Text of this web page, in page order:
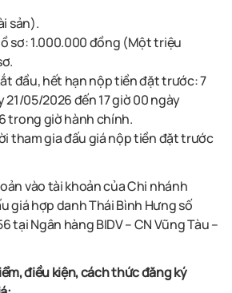
sản).
sơ: 1.000.000 đồng (Một triệu
đầu, hết hạn nộp tiền đặt trước:7
21/05/2026 đến 17giờ 00 ngày
trong giờ hành chính.
tham gia đấu giá nộp tiền đặt trước
vào tài khoản củaChi nhánh
giá hợp danhThái Bình Hưngsố
tại Ngân hàng BIDV – CN Vũng Tàu –
điều kiện, cách thức đăng ký